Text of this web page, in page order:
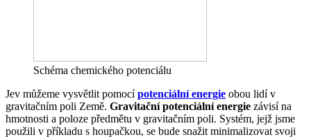
Schéma chemického potenciálu
Jev můžeme vysvětlit pomocípotenciální energie obou lidí v
gravitačním poli Země. Gravitační potenciální energie závisí na
hmotnosti a poloze předmětu v gravitačním poli. Systém, jejž jsme
použili v příkladu s houpačkou, se bude snažit minimalizovat svoji